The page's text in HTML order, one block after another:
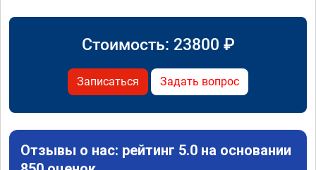
Стоимость: 23800 ₽
Записаться Задать вопрос
Отзывы о нас: рейтинг 5.0 на основании